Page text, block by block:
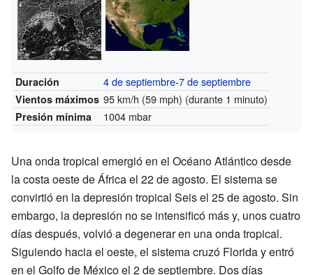
Duración 4 de septiembre-7 de septiembre
Vientos máximos 95 km/h (59 mph) (durante 1 minuto)
Presión mínima 1004 mbar
Una onda tropical emergió en el Océano Atlántico desde
la costa oeste de África el 22 de agosto. El sistema se
convirtió en la depresión tropical Seis el 25 de agosto. Sin
embargo, la depresión no se intensificó más y, unos cuatro
días después, volvió a degenerar en una onda tropical.
Siguiendo hacia el oeste, el sistema cruzó Florida y entró
en el Golfo de México el 2 de septiembre. Dos días